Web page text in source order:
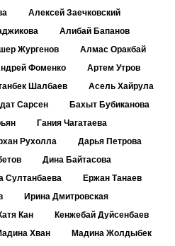
Алексей Заечковский
Алибай Бапанов
Жургенов
Алмас Оракбай
Фоменко
Артем Утров
Шалбаев
Асель Хайрула
Сарсен
Бахыт Бубиканова
Гания Чагатаева
Рухолла
Дарья Петрова
Дина Байтасова
Султанбаева
Ержан Танаев
Ирина Дмитровская
Кан
Кенжебай Дуйсенбаев
Хван
Мадина Жолдыбек